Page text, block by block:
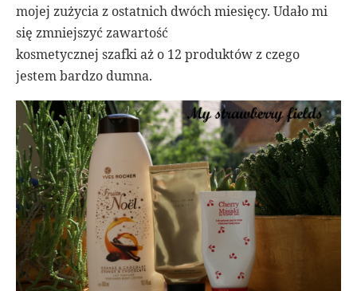
mojej zużycia z ostatnich dwóch miesięcy. Udało mi
się zmniejszyć zawartość
kosmetycznej szafki aż o 12 produktów z czego
jestem bardzo dumna.